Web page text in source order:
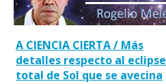
A CIENCIA CIERTA / Más
detalles respecto al eclipse
total de Sol que se avecina